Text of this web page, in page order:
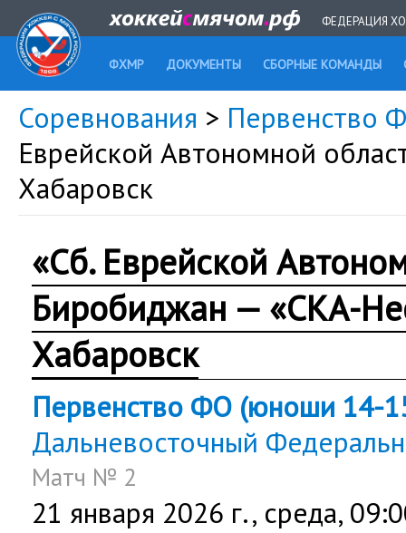
ФЕДЕРАЦИЯ
ФХМР ДОКУМЕНТЫ СБОРНЫЕ КОМАНДЫ
Соревнования > Первенство
Еврейской Автономной
Хабаровск
«Сб. Еврейской
Биробиджан — «СКА-
Хабаровск
Первенство ФО (юноши 14-
Дальневосточный
Матч № 2
21 января 2026 г., среда,